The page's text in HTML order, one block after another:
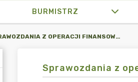
BURMISTRZ
SPRAWOZDANIA Z OPERACJI FINANSOWYCH
Sprawozdania z